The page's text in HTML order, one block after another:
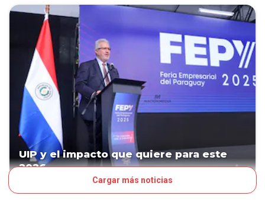
UIP y el impacto que quiere para este
2026
PULSO EMPRESARIALCargar más noticias